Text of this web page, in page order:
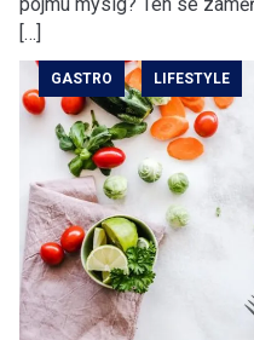
[…]
GASTRO LIFESTYLE